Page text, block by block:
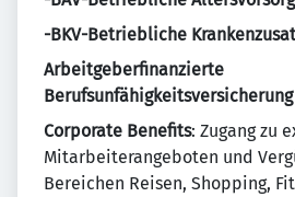
-BKV-Betriebliche
Arbeitgeberfinanzierte
Berufsunfähigkeitsversicherung
Corporate Benefits: Zugang zu
Mitarbeiterangeboten und
Bereichen Reisen, Shopping,